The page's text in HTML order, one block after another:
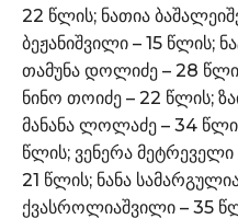
22 წლის; ნათია
ბეჟანიშვილი – 15 წლის;
თამუნა დოლიძე – 28
ნინო თოიძე – 22 წლის;
მანანა ლოლაძე – 34
წლის; ვენერა მეტრეველი
21 წლის; ნანა
ქვასროლიაშვილი – 35